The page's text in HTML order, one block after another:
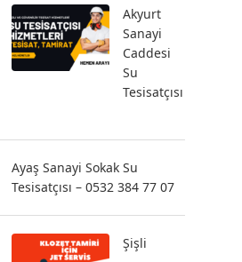
Akyurt
Sanayi
Caddesi
Su
Tesisatçısı
Ayaş Sanayi Sokak Su
Tesisatçısı – 0532 384 77 07
Şişli